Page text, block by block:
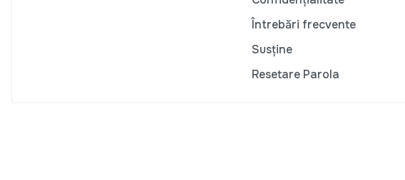
Întrebări frecvente
Susține
Resetare Parola